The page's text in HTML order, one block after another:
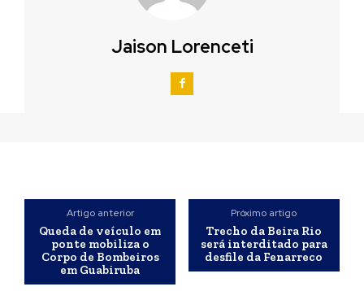
Jaison Lorenceti
Artigo anterior
Queda de veículo em
ponte mobiliza o
Corpo de Bombeiros
em Guabiruba
Próximo artigo
Trecho da Beira Rio
será interditado para
desfile da Fenarreco